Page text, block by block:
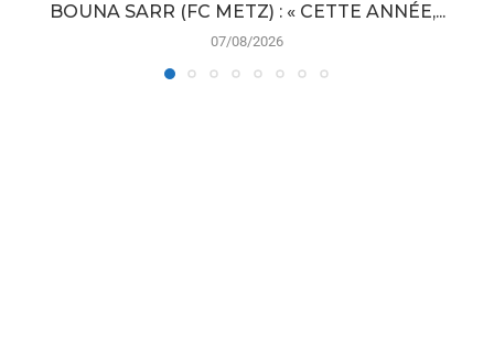
BOUNA SARR (FC METZ) : « CETTE ANNÉE,...
07/08/2026